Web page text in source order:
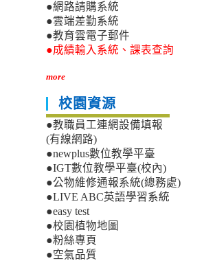
●網路請購系統
●雲端差勤系統
●教育雲電子郵件
●成績輸入系統、課表查詢
more
校園資源
●教職員工連網設備填報
(有線網路)
●newplus數位教學平臺
●IGT數位教學平臺(校內)
●公物維修通報系統(總務處)
●LIVE ABC英語學習系統
●easy test
●校園植物地圖
●粉絲專頁
●空氣品質